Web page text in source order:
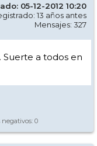
05-12-2012 10:20
13 años antes
Mensajes: 327
Suerte a todos en
negativos: 0